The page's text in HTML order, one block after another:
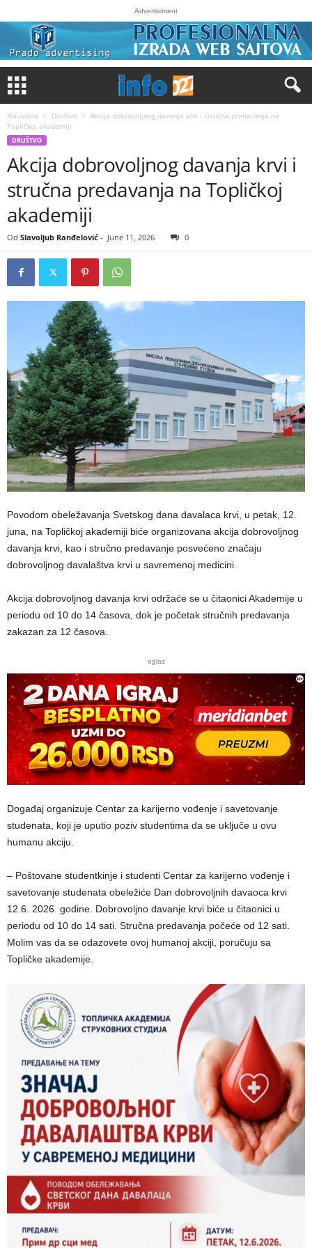
Advertisiment
Naslovna Društvo
Akcija dobrovoljnog davanja krvi i stručna predavanja na
Topličkoj akademiji
DRUŠTVO
Akcija dobrovoljnog davanja krvi i
stručna predavanja na Topličkoj
akademiji
Od Slavoljub Ranđelović - June 11, 2026 0
Povodom obeležavanja Svetskog dana davalaca krvi, u petak, 12.
juna, na Topličkoj akademiji biće organizovana akcija dobrovoljnog
davanja krvi, kao i stručno predavanje posvećeno značaju
dobrovoljnog davalaštva krvi u savremenoj medicini.
Akcija dobrovoljnog davanja krvi održaće se u čitaonici Akademije u
periodu od 10 do 14 časova, dok je početak stručnih predavanja
zakazan za 12 časova.
oglas
Događaj organizuje Centar za karijerno vođenje i savetovanje
studenata, koji je uputio poziv studentima da se uključe u ovu
humanu akciju.
– Poštovane studentkinje i studenti Centar za karijerno vođenje i
savetovanje studenata obeležiće Dan dobrovoljnih davaoca krvi
12.6. 2026. godine. Dobrovoljno davanje krvi biće u čitaonici u
periodu od 10 do 14 sati. Stručna predavanja počeće od 12 sati.
Molim vas da se odazovete ovoj humanoj akciji, poručuju sa
Topličke akademije.